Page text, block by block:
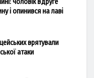
і опинився на лаві
врятували
атаки